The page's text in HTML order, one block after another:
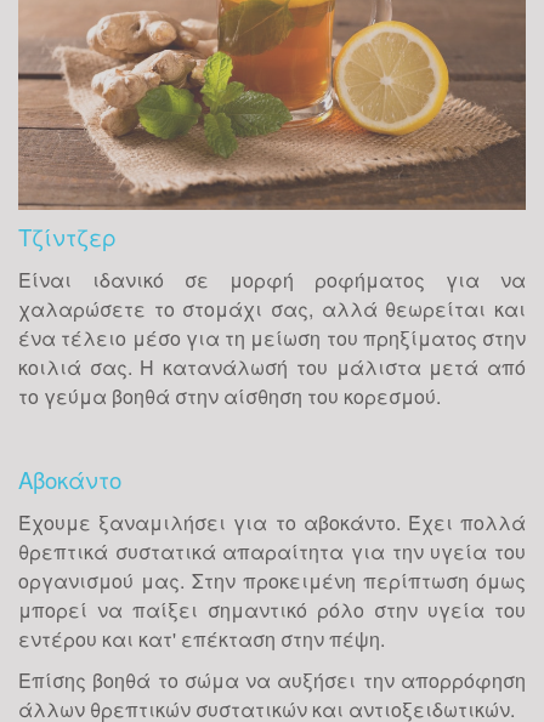
Τζίντζερ
Είναι ιδανικό σε μορφή ροφήματος για να
χαλαρώσετε το στομάχι σας, αλλά θεωρείται και
ένα τέλειο μέσο για τη μείωση του πρηξίματος στην
κοιλιά σας. Η κατανάλωσή του μάλιστα μετά από
το γεύμα βοηθά στην αίσθηση του κορεσμού.
Αβοκάντο
Έχουμε ξαναμιλήσει για το αβοκάντο. Έχει πολλά
θρεπτικά συστατικά απαραίτητα για την υγεία του
οργανισμού μας. Στην προκειμένη περίπτωση όμως
μπορεί να παίξει σημαντικό ρόλο στην υγεία του
εντέρου και κατ' επέκταση στην πέψη.
Επίσης βοηθά το σώμα να αυξήσει την απορρόφηση
άλλων θρεπτικών συστατικών και αντιοξειδωτικών.